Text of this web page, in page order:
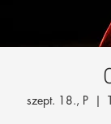
szept. 18., P
  |